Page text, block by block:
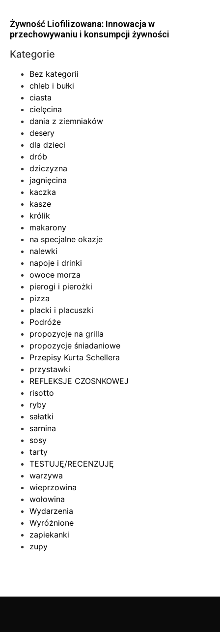
Żywność Liofilizowana: Innowacja w
przechowywaniu i konsumpcji żywności
Kategorie
Bez kategorii
chleb i bułki
ciasta
cielęcina
dania z ziemniaków
desery
dla dzieci
drób
dziczyzna
jagnięcina
kaczka
kasze
królik
makarony
na specjalne okazje
nalewki
napoje i drinki
owoce morza
pierogi i pierożki
pizza
placki i placuszki
Podróże
propozycje na grilla
propozycje śniadaniowe
Przepisy Kurta Schellera
przystawki
REFLEKSJE CZOSNKOWEJ
risotto
ryby
sałatki
sarnina
sosy
tarty
TESTUJĘ/RECENZUJĘ
warzywa
wieprzowina
wołowina
Wydarzenia
Wyróżnione
zapiekanki
zupy